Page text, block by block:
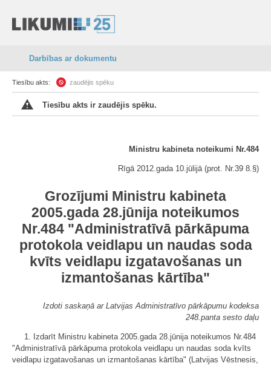
Darbības ar dokumentu
Tiesību akts: zaudējis spēku
Tiesību akts ir zaudējis spēku.
Ministru kabineta noteikumi Nr.484
Rīgā 2012.gada 10.jūlijā (prot. Nr.39 8.§)
Grozījumi Ministru kabineta
2005.gada 28.jūnija noteikumos
Nr.484 "Administratīvā pārkāpuma
protokola veidlapu un naudas soda
kvīts veidlapu izgatavošanas un
izmantošanas kārtība"
Izdoti saskaņā ar Latvijas Administratīvo pārkāpumu kodeksa
248.panta sesto daļu
1. Izdarīt Ministru kabineta 2005.gada 28.jūnija noteikumos Nr.484
"Administratīvā pārkāpuma protokola veidlapu un naudas soda kvīts
veidlapu izgatavošanas un izmantošanas kārtība" (Latvijas Vēstnesis,